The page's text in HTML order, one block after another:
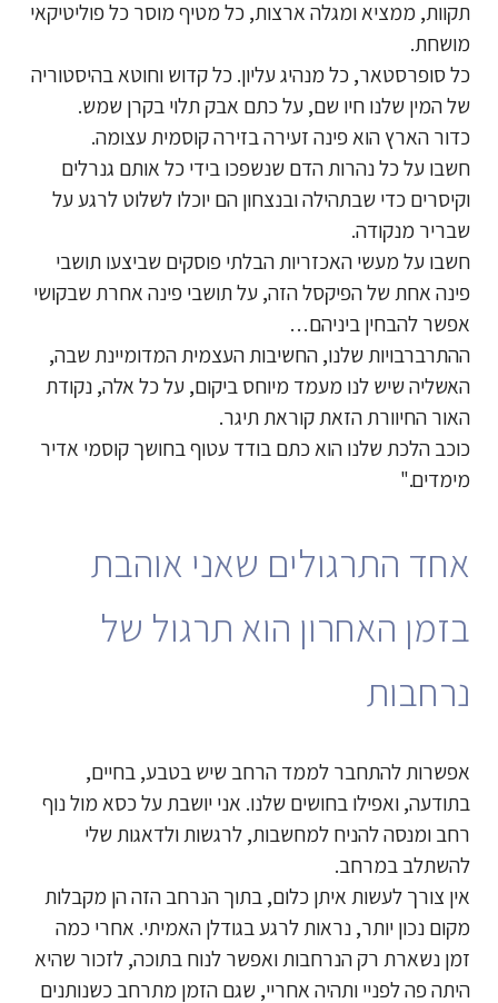
תקוות, ממציא ומגלה ארצות, כל מטיף מוסר כל פוליטיקאי
מושחת.
כל סופרסטאר, כל מנהיג עליון. כל קדוש וחוטא בהיסטוריה
של המין שלנו חיו שם, על כתם אבק תלוי בקרן שמש.
כדור הארץ הוא פינה זעירה בזירה קוסמית עצומה.
חשבו על כל נהרות הדם שנשפכו בידי כל אותם גנרלים
וקיסרים כדי שבתהילה ובנצחון הם יוכלו לשלוט לרגע על
שבריר מנקודה.
חשבו על מעשי האכזריות הבלתי פוסקים שביצעו תושבי
פינה אחת של הפיקסל הזה, על תושבי פינה אחרת שבקושי
אפשר להבחין ביניהם…
ההתרברבויות שלנו, החשיבות העצמית המדומיינת שבה,
האשליה שיש לנו מעמד מיוחס ביקום, על כל אלה, נקודת
האור החיוורת הזאת קוראת תיגר.
כוכב הלכת שלנו הוא כתם בודד עטוף בחושך קוסמי אדיר
מימדים."
אחד התרגולים שאני אוהבת
בזמן האחרון הוא תרגול של
נרחבות
אפשרות להתחבר לממד הרחב שיש בטבע, בחיים,
בתודעה, ואפילו בחושים שלנו. אני יושבת על כסא מול נוף
רחב ומנסה להניח למחשבות, לרגשות ולדאגות שלי
להשתלב במרחב.
אין צורך לעשות איתן כלום, בתוך הנרחב הזה הן מקבלות
מקום נכון יותר, נראות לרגע בגודלן האמיתי. אחרי כמה
זמן נשארת רק הנרחבות ואפשר לנוח בתוכה, לזכור שהיא
היתה פה לפניי ותהיה אחריי, שגם הזמן מתרחב כשנותנים